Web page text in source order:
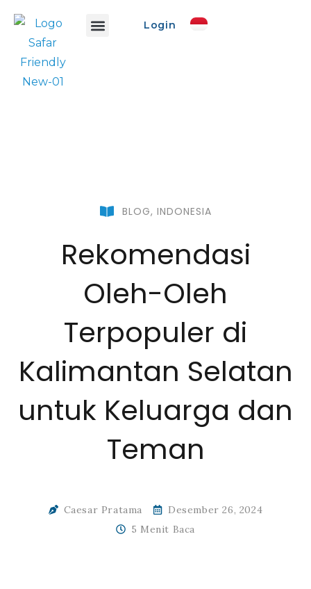
Login
BLOG, INDONESIA
Rekomendasi
Oleh-Oleh
Terpopuler di
Kalimantan Selatan
untuk Keluarga dan
Teman
Caesar Pratama
Desember 26, 2024
5 Menit Baca